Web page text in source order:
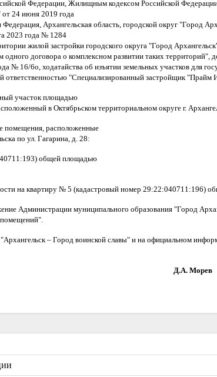
Федерации, Жилищным кодексом Российской
от 24 июня 2019 года
Архангельская область, городской округ "Город
2023 года № 1284
жилой застройки городского округа "Город
договора о комплексном развитии таких
№ 16/6о, ходатайства об изъятии земельных участков для
"Специализированный застройщик "Прайм
участок площадью
в Октябрьском территориальном округе г.
помещения, расположенные
по ул. Гагарина, д. 28:
общей площадью
на квартиру № 5 (кадастровый номер 29:22:040711:196)
Администрации муниципального образования "Город
"Архангельск – Город воинской славы" и на официальном
Морев